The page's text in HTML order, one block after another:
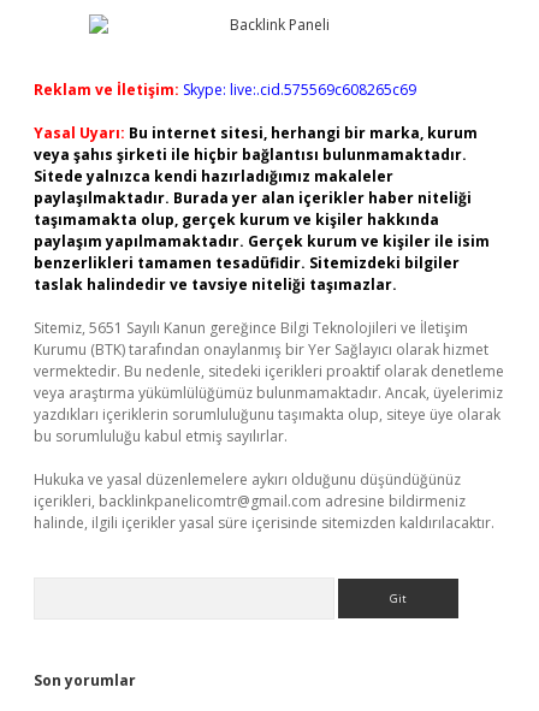
Reklam ve İletişim: Skype: live:.cid.575569c608265c69
Yasal Uyarı: Bu internet sitesi, herhangi bir marka, kurum
veya şahıs şirketi ile hiçbir bağlantısı bulunmamaktadır.
Sitede yalnızca kendi hazırladığımız makaleler
paylaşılmaktadır. Burada yer alan içerikler haber niteliği
taşımamakta olup, gerçek kurum ve kişiler hakkında
paylaşım yapılmamaktadır. Gerçek kurum ve kişiler ile isim
benzerlikleri tamamen tesadüfidir. Sitemizdeki bilgiler
taslak halindedir ve tavsiye niteliği taşımazlar.
Sitemiz, 5651 Sayılı Kanun gereğince Bilgi Teknolojileri ve İletişim
Kurumu (BTK) tarafından onaylanmış bir Yer Sağlayıcı olarak hizmet
vermektedir. Bu nedenle, sitedeki içerikleri proaktif olarak denetleme
veya araştırma yükümlülüğümüz bulunmamaktadır. Ancak, üyelerimiz
yazdıkları içeriklerin sorumluluğunu taşımakta olup, siteye üye olarak
bu sorumluluğu kabul etmiş sayılırlar.
Hukuka ve yasal düzenlemelere aykırı olduğunu düşündüğünüz
içerikleri, backlinkpanelicomtr@gmail.com adresine bildirmeniz
halinde, ilgili içerikler yasal süre içerisinde sitemizden kaldırılacaktır.
Son yorumlar